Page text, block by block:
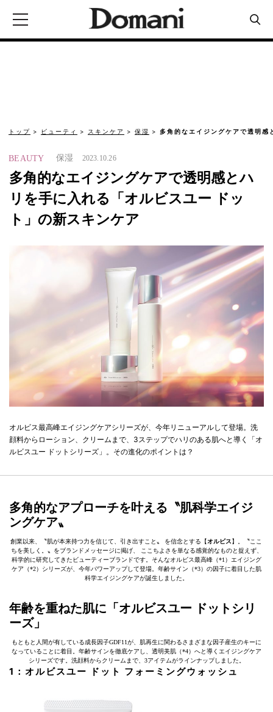
トップ ビューティ スキンケア 保湿 多角的なエイジングケアで透明
BEAUTY 保湿 2023.10.26
多角的なエイジングケアで透明感とハ
リを手に入れる「オルビスユー ドッ
ト」の新スキンケア
オルビス最高峰エイジングケアシリーズが、今年リニューアルして登場。洗
顔料からローション、クリームまで、3ステップでハリのある肌へと導く「オ
ルビスユー ドットシリーズ」。その進化のポイントは？
多角的なアプローチを叶える〝肌科学エイジ
ングケア〟
創業以来、〝肌が本来持つ力を信じて、引き出すこと〟 を信念とする【オルビス】。〝ここ
ちを美しく。〟をブランドメッセージに掲げ、 ここちよさを単なる感覚的なものと捉えず、
科学的に研究してきたビューティーブランドです。そんなオルビス最高峰（*1）エイジング
ケア（*2）シリーズが、今年パワーアップして登場。年齢サイン（*3）の因子に着目した肌
科学エイジングケアが誕生しました。
年齢を重ねた肌に「オルビスユー ドットシリ
ーズ」
もともと人間が有している成長因子GDF11が、肌再生に関わるさまざまな因子産生のキーに
なっていることに着目。年齢サインを徹底ケアし、透明美肌（*4）へと導くエイジングケア
シリーズです。洗顔料からクリームまで、3アイテムがラインナップしました。
1：オルビスユー ドット フォーミングウォッシュ